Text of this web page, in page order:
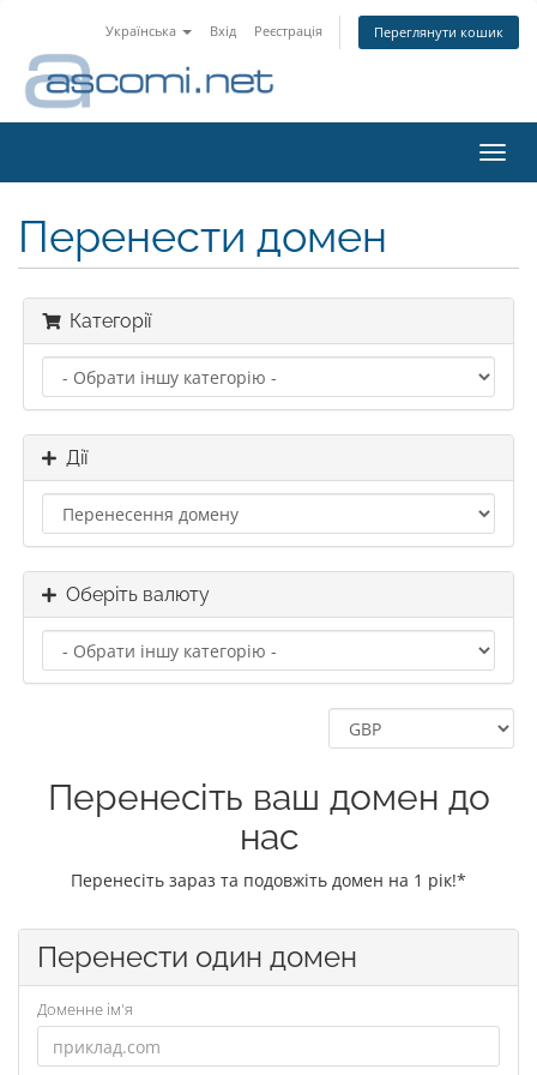
Українська Вхід Реєстрація Переглянути кошик
Перенести домен
Категорії
Дії
Оберіть валюту
Перенесіть ваш домен до
нас
Перенесіть зараз та подовжіть домен на 1 рік!*
Перенести один домен
Доменне ім'я